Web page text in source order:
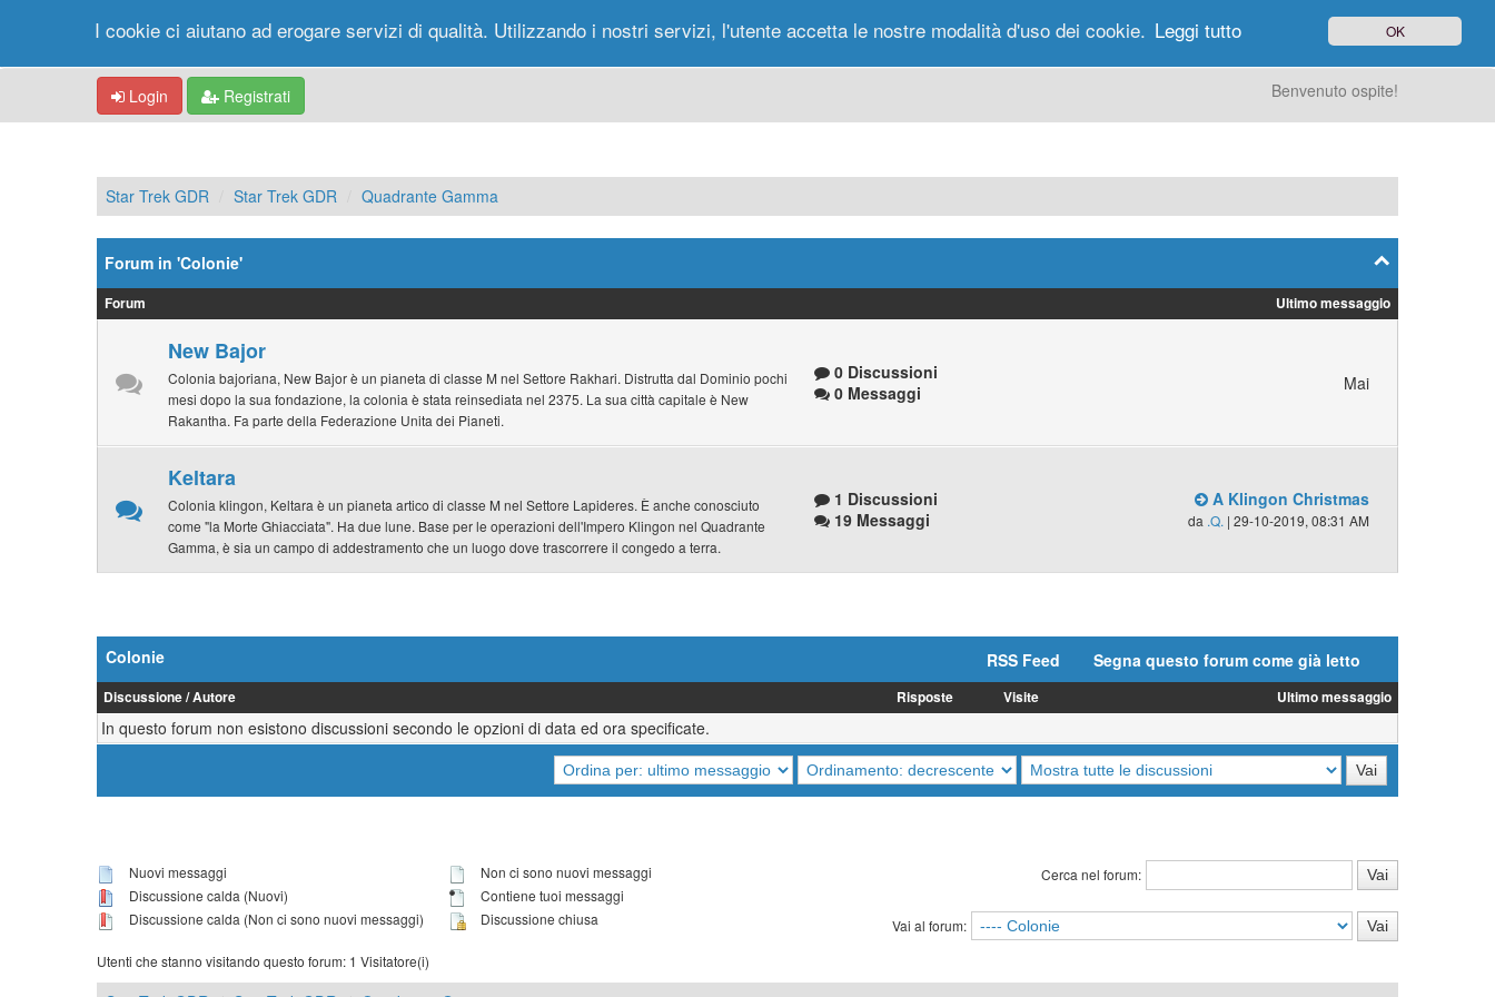
Portale Forum Nuovi Messaggi Messaggi di Oggi Ricerca Utenti
Login Registrati Benvenuto ospite!
Star Trek GDR Star Trek GDR Quadrante Gamma
Forum in 'Colonie'
Forum Ultimo messaggio
New Bajor
Colonia bajoriana, New Bajor è un pianeta di classe M nel Settore Rakhari. Distrutta dal Dominio pochi
mesi dopo la sua fondazione, la colonia è stata reinsediata nel 2375. La sua città capitale è New
Rakantha. Fa parte della Federazione Unita dei Pianeti.
0 Discussioni
0 Messaggi
Mai
Keltara
Colonia klingon, Keltara è un pianeta artico di classe M nel Settore Lapideres. È anche conosciuto
come "la Morte Ghiacciata". Ha due lune. Base per le operazioni dell'Impero Klingon nel Quadrante
Gamma, è sia un campo di addestramento che un luogo dove trascorrere il congedo a terra.
1 Discussioni
19 Messaggi
A Klingon Christmas
da .Q. | 29-10-2019, 08:31 AM
Colonie RSS Feed Segna questo forum come già letto
Discussione/Autore Risposte Visite Ultimo messaggio
In questo forum non esistono discussioni secondo le opzioni di data ed ora specificate.
Nuovi messaggi
Discussione calda (Nuovi)
Discussione calda (Non ci sono nuovi messaggi)
Non ci sono nuovi messaggi
Contiene tuoi messaggi
Discussione chiusa
Cerca nel forum:
Vai al forum:
Utenti che stanno visitando questo forum: 1 Visitatore(i)
I cookie ci aiutano ad erogare servizi di qualità. Utilizzando i nostri servizi, l'utente accetta le nostre modalità d'uso dei cookie. Leggi tutto OK